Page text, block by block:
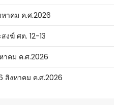
าคม ค.ศ.2026
ฆ์ ศต. 12-13
คม ค.ศ.2026
งหาคม ค.ศ.2026